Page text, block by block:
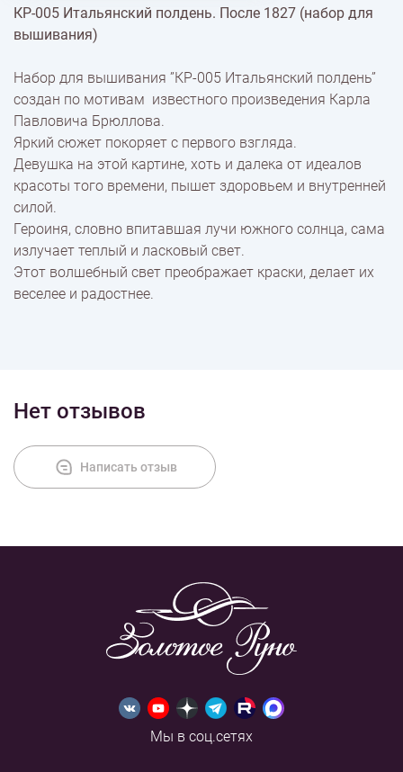
% Скидки
Доставка
Оплата
КР-005 Итальянский полдень. После 1827 (набор для
вышивания)
Набор для вышивания ”КР-005 Итальянский полдень”
создан по мотивам известного произведения Карла
Павловича Брюллова.
Яркий сюжет покоряет с первого взгляда.
Девушка на этой картине, хоть и далека от идеалов
красоты того времени, пышет здоровьем и внутренней
силой.
Героиня, словно впитавшая лучи южного солнца, сама
излучает теплый и ласковый свет.
Этот волшебный свет преображает краски, делает их
веселее и радостнее.
Нет отзывов
Написать отзыв
Мы в соц.сетях